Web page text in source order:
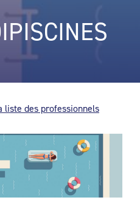
liste des professionnels